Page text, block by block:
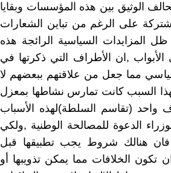
الوثيق بين هذه المؤسسات وبقايا
على الرغم من تباين الشعارات
المزايدات السياسية الرائجة هذه
,ان الأطراف التي ذكرتها في
مما جعل من علاقتهم ببعضهم لا
السبب كانت تمارس نشاطها بمعزل
واحد (تقاسم السلطة)لهذه الأسباب
الدعوة للمصالحة الوطنية ,ولكي
هنالك شروط يجب تطبيقها قبل
تكون الخلافات مما يمكن تذويبها أو